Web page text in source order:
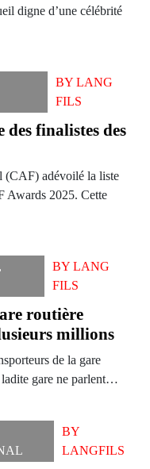
digne d’une célébrité
BYLANG
FILS
des finalistes des
(CAF) adévoilé la liste
Awards 2025. Cette
,
BY LANG
FILS
routière
millions
de la gare
gare ne parlent…
BY
LANGFILS